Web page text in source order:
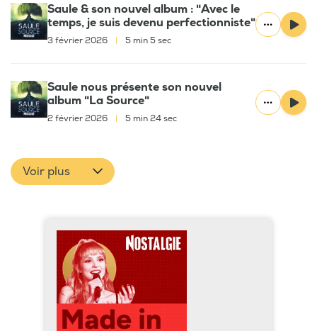
Saule & son nouvel album : "Avec le
temps, je suis devenu perfectionniste"
3 février 2026 5 min 5 sec
Saule nous présente son nouvel
album "La Source"
2 février 2026 5 min 24 sec
Voir plus